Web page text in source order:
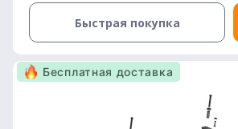
Быстрая покупка
Бесплатная доставка